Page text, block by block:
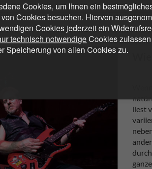
Cookies, um Ihnen ein
Cookies besuchen. Hiervon
Cookies jederzeit ein
technisch notwendigeCookies
Speicherung von allen Cookies zu.
liest